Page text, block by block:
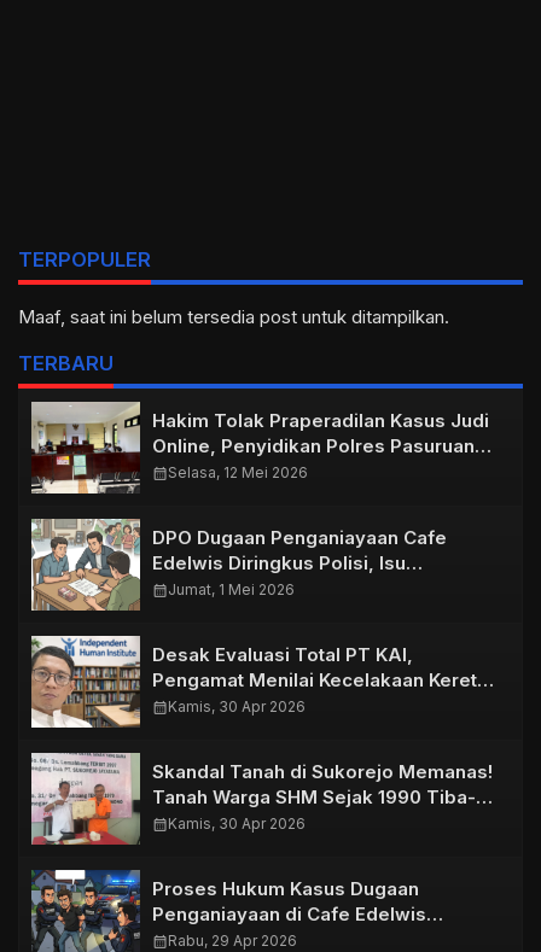
TERPOPULER
Maaf, saat ini belum tersedia post untuk ditampilkan.
TERBARU
Hakim Tolak Praperadilan Kasus Judi
Online, Penyidikan Polres Pasuruan
Kota Dinyatakan Sah
calendar_monthSelasa, 12 Mei 2026
DPO Dugaan Penganiayaan Cafe
Edelwis Diringkus Polisi, Isu
Perdamaian Santer di Masyarakat
calendar_monthJumat, 1 Mei 2026
Desak Evaluasi Total PT KAI,
Pengamat Menilai Kecelakaan Kereta
di Bekasi Timur Akibat Kelalaian
calendar_monthKamis, 30 Apr 2026
Skandal Tanah di Sukorejo Memanas!
Tanah Warga SHM Sejak 1990 Tiba-
Tiba Dipagar Hingga Berdiri
calendar_monthKamis, 30 Apr 2026
Proses Hukum Kasus Dugaan
Penganiayaan di Cafe Edelwis
Purwosari Terus Berjalan, Unit
calendar_monthRabu, 29 Apr 2026